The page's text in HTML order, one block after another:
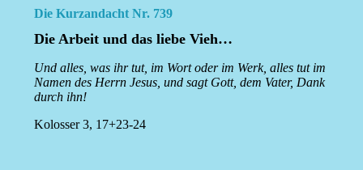
Die Kurzandacht Nr. 739
Die Arbeit und das liebe Vieh…
Und alles, was ihr tut, im Wort oder im Werk, alles tut im
Namen des Herrn Jesus, und sagt Gott, dem Vater, Dank
durch ihn!
Kolosser 3, 17+23-24